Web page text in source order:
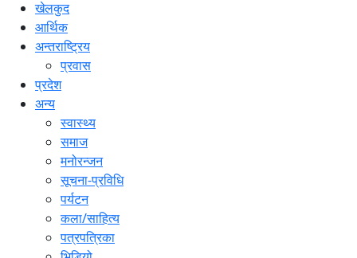
खेलकुद
आर्थिक
अन्तराष्ट्रिय
प्रवास
प्रदेश
अन्य
स्वास्थ्य
समाज
मनोरन्जन
सूचना-प्रविधि
पर्यटन
कला/साहित्य
पत्रपत्रिका